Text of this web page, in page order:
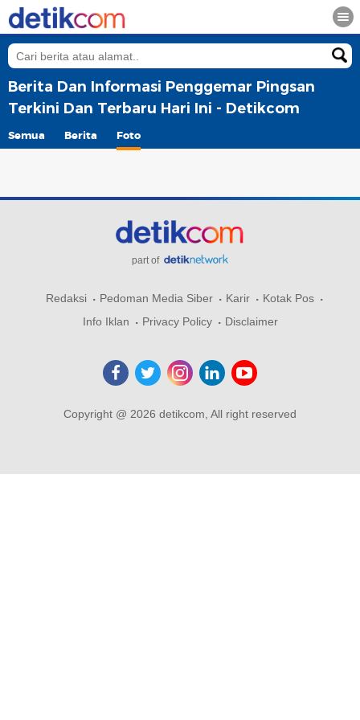
Berita Dan Informasi Penggemar Pingsan
Terkini Dan Terbaru Hari Ini - Detikcom
Semua Berita Foto
part of
Redaksi Pedoman Media Siber Karir
Kotak Pos
Info Iklan
Privacy Policy Disclaimer
Copyright @ 2026 detikcom, All right reserved